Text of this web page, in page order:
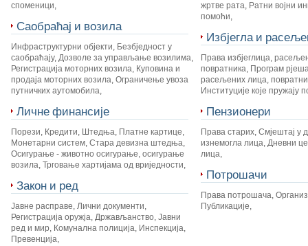
споменици,
Саобраћај и возила
Инфраструктурни објекти, Безбједност у
саобраћају, Дозволе за управљање возилима,
Регистрација моторних возила, Куповина и
продаја моторних возила, Ограничење увоза
путничких аутомобила,
Личне финансије
Порези, Кредити, Штедња, Платне картице,
Монетарни систем, Стара девизна штедња,
Осигурање - животно осигурање, осигурање
возила, Трговање хартијама од вриједности,
Закон и ред
Јавне расправе, Лични документи,
Регистрација оружја, Држављанство, Јавни
ред и мир, Комунална полиција, Инспекција,
Превенција,
жртве рата, Ратни војни
помоћи,
Избјегла и
Права избјеглица,
повратника, Програм
расељених лица,
Институције које пружају
Пензионери
Права старих, Смјештај у
изнемогла лица, Дневни
лица,
Потрошачи
Права потрошача,
Публикације,